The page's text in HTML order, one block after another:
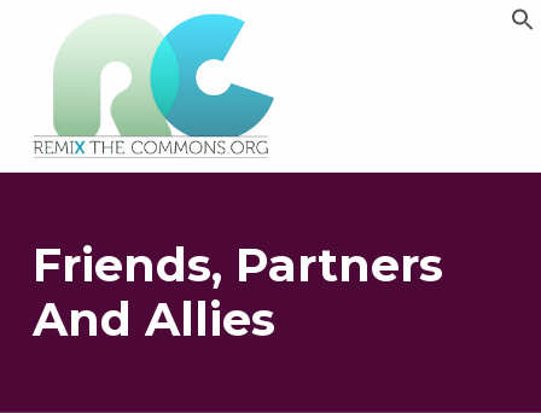
PLATEFORME MULTIMÉDIA OUVERTE ET COLLABORATIVE SUR LES COMMUNS
Friends, Partners
And Allies